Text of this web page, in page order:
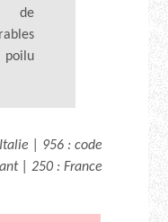
de
| 956 : code
| 250 : France